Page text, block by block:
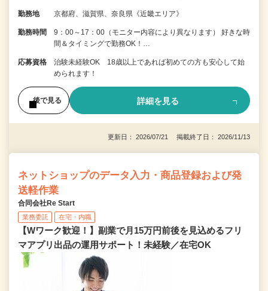
勤務地 京都府、滋賀県、奈良県《近畿エリア》
勤務時間
9：00～17：00（モニター内容により異なります） 好きな時
間＆タイミングで勤務OK！…
応募資格
治験未経験OK 18歳以上であれば初めての方も安心して始
められます！
後で見る 詳細を見る
更新日： 2026/07/21 掲載終了日： 2026/11/13
ネットショップのデータ入力・商品登録および発
送軽作業
合同会社Re Start
業務委託 在宅・内職
【Wワーク歓迎！】副業で月15万円前後を見込めるフリ
マアプリ出品の運用サポート！未経験／在宅OK